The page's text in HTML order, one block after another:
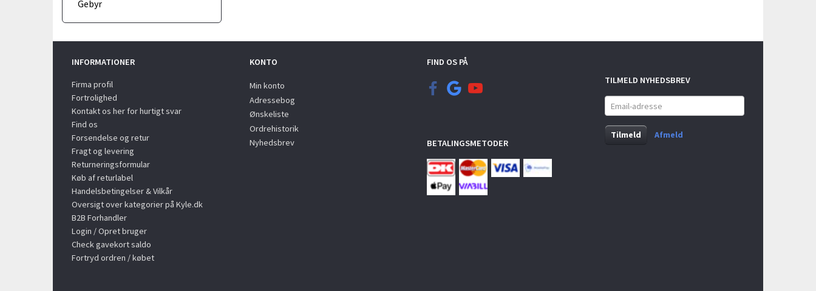
Gebyr
INFORMATIONER
Firma profil
Fortrolighed
Kontakt os her for hurtigt svar
Find os
Forsendelse og retur
Fragt og levering
Returneringsformular
Køb af returlabel
Handelsbetingelser & Vilkår
Oversigt over kategorier på Kyle.dk
B2B Forhandler
Login / Opret bruger
Check gavekort saldo
Fortryd ordren / købet
KONTO
Min konto
Adressebog
Ønskeliste
Ordrehistorik
Nyhedsbrev
FIND OS PÅ
BETALINGSMETODER
TILMELD NYHEDSBREV
Email-
adresse
Tilmeld
Afmeld